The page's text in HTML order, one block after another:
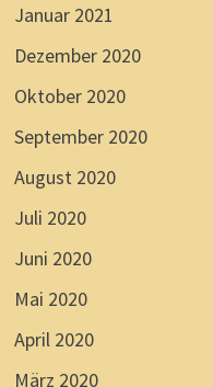
Januar 2021
Dezember 2020
Oktober 2020
September 2020
August 2020
Juli 2020
Juni 2020
Mai 2020
April 2020
März 2020